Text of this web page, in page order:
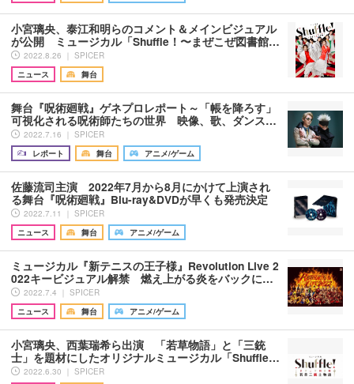
小宮璃央、泰江和明らのコメント＆メインビジュアル
が公開 ミュージカル「Shuffle！〜まぜこぜ図書館…
2022.8.26 ｜ SPICER
ニュース
舞台
舞台『呪術廻戦』ゲネプロレポート～「帳を降ろす」
可視化される呪術師たちの世界 映像、歌、ダンス…
2022.7.16 ｜ SPICER
レポート
舞台 アニメ/ゲーム
佐藤流司主演 2022年7月から8月にかけて上演され
る舞台『呪術廻戦』Blu-ray&DVDが早くも発売決定
2022.7.11 ｜ SPICER
ニュース
舞台 アニメ/ゲーム
ミュージカル『新テニスの王子様』Revolution Live 2
022キービジュアル解禁 燃え上がる炎をバックに…
2022.7.4 ｜ SPICER
ニュース
舞台 アニメ/ゲーム
小宮璃央、西葉瑞希ら出演 「若草物語」と「三銃
士」を題材にしたオリジナルミュージカル「Shuffle…
2022.6.30 ｜ SPICER